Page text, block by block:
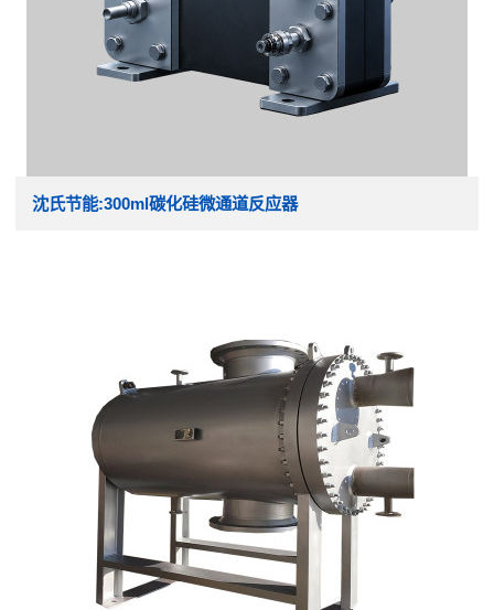
沈氏节能:300ml碳化硅微通道反应器